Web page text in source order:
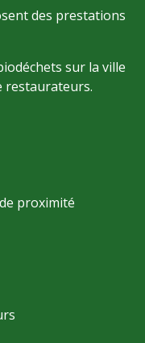
des prestations
sur la ville
restaurateurs.
proximité